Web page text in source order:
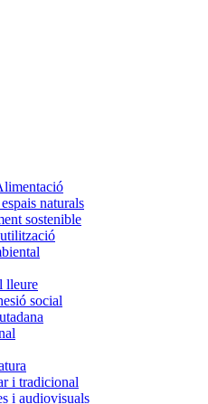
naturals
sostenible
lleure
social
i tradicional
i audiovisuals